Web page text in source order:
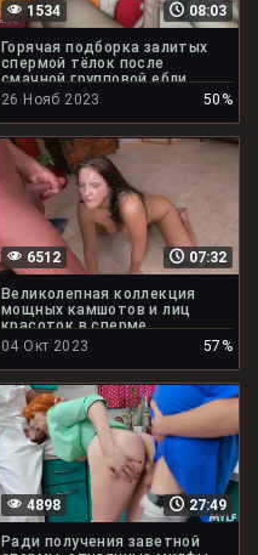
08:03
1534
Горячая подборка залитых
спермой тёлок после
смачной групповой ебли
26 Нояб 2023
50%
07:32
6512
Великолепная коллекция
мощных камшотов и лиц
красоток в сперме
04 Окт 2023
57%
27:49
4898
Ради получения заветной